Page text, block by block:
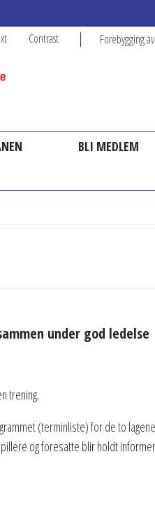
Contrast Forebygging
BLI MEDLEM
under god ledelse
trening.
(terminliste) for de to
og foresatte blir holdt